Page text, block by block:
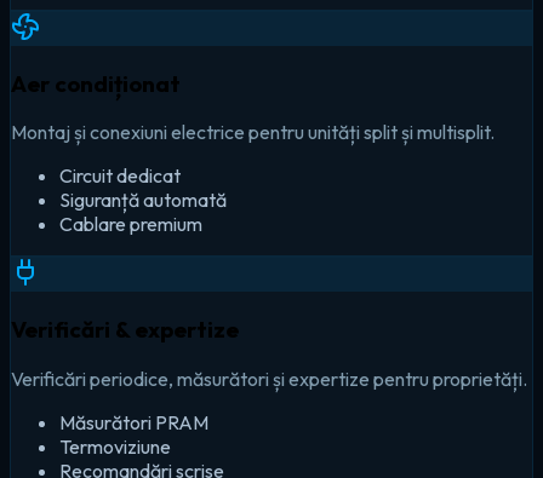
Aer condiționat
Montaj și conexiuni electrice pentru unități split și multisplit.
Circuit dedicat
Siguranță automată
Cablare premium
Verificări & expertize
Verificări periodice, măsurători și expertize pentru proprietăți.
Măsurători PRAM
Termoviziune
Recomandări scrise